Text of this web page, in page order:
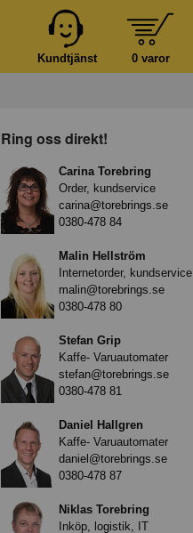
0 varor
Kundtjänst
Ring oss direkt!
Carina Torebring
Order, kundservice
carina@torebrings.se
0380-478 84
Malin Hellström
Internetorder, kundservice
malin@torebrings.se
0380-478 80
Stefan Grip
Kaffe- Varuautomater
stefan@torebrings.se
0380-478 81
Daniel Hallgren
Kaffe- Varuautomater
daniel@torebrings.se
0380-478 87
Niklas Torebring
Inköp, logistik, IT